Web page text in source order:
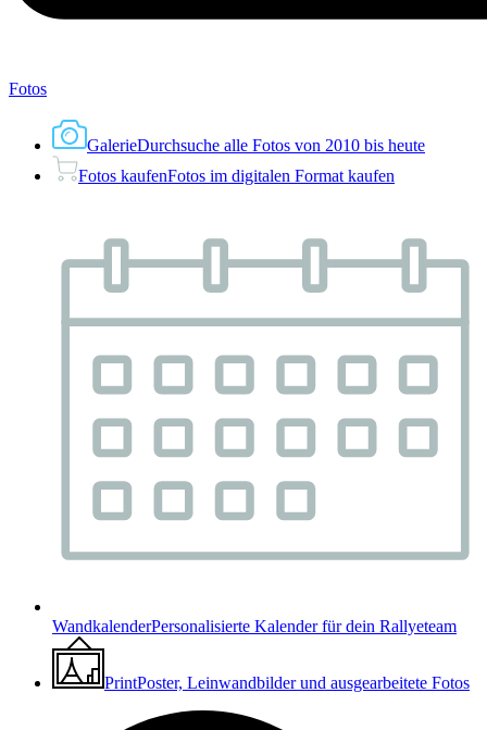
Fotos
GalerieDurchsuche alle Fotos von 2010 bis heute
Fotos kaufenFotos im digitalen Format kaufen
WandkalenderPersonalisierte Kalender für dein Rallyeteam
PrintPoster, Leinwandbilder und ausgearbeitete Fotos